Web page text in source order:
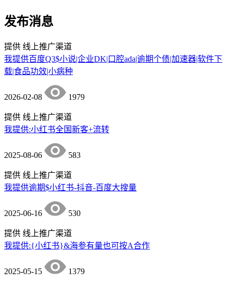
发布消息
提供 线上推广渠道
我提供百度Q3$小说|企业DK|口腔ada|逾期个债|加速器|软件下
载|食品功效|小病种
2026-02-08 1979
提供 线上推广渠道
我提供:小红书全国新客+流转
2025-08-06 583
提供 线上推广渠道
我提供逾期$小红书-抖音-百度大搜量
2025-06-16 530
提供 线上推广渠道
我提供:{小红书}&海参有量也可按A合作
2025-05-15 1379